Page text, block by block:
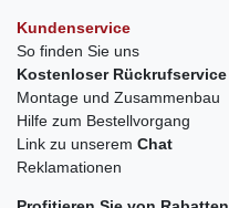
Kundenservice
So finden Sie uns
Kostenloser Rückrufservice
Montage und Zusammenbau
Hilfe zum Bestellvorgang
Link zu unserem Chat
Reklamationen